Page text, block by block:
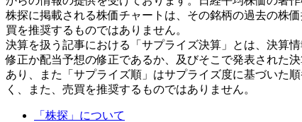
株探に掲載される株価チャートは、その銘柄の過去の株
買を推奨するものではありません。
決算を扱う記事における「サプライズ決算」とは、決算
修正か配当予想の修正であるか、及びそこで発表された
あり、また「サプライズ順」はサプライズ度に基づいた
く、また、売買を推奨するものではありません。
「株探」について